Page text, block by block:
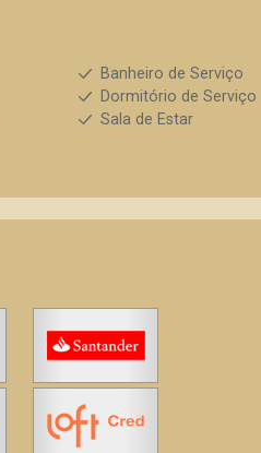
Banheiro de Serviço
Dormitório de Serviço
Sala de Estar